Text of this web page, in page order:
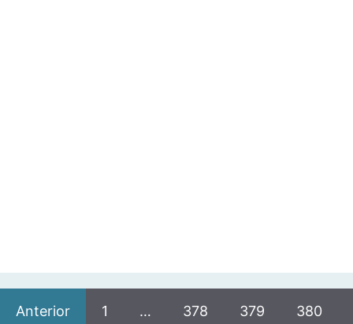
Anterior 1 … 378 379 380